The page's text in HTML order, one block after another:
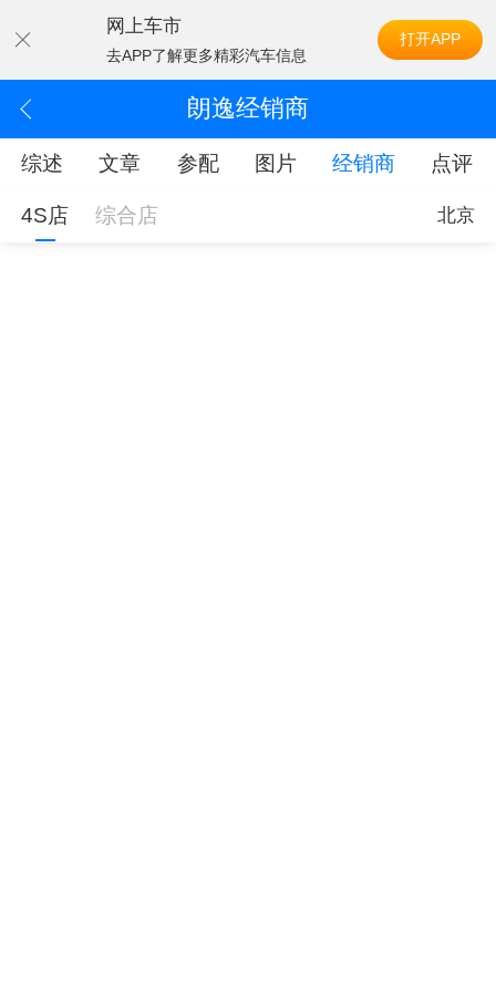
网上车市
去APP了解更多精彩汽车信息
打开APP
朗逸经销商
综述 文章 参配 图片 经销商 点评
4S店 综合店 北京